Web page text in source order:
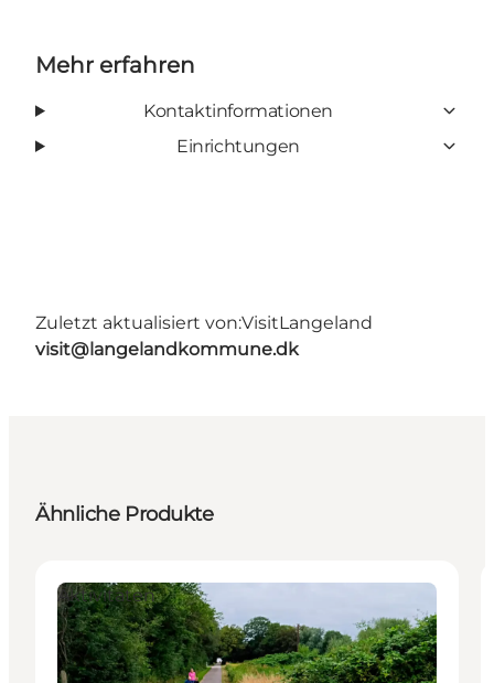
Mehr erfahren
Kontaktinformationen
Einrichtungen
Zuletzt aktualisiert von:VisitLangeland
visit@langelandkommune.dk
Ähnliche Produkte
Aktivitäten